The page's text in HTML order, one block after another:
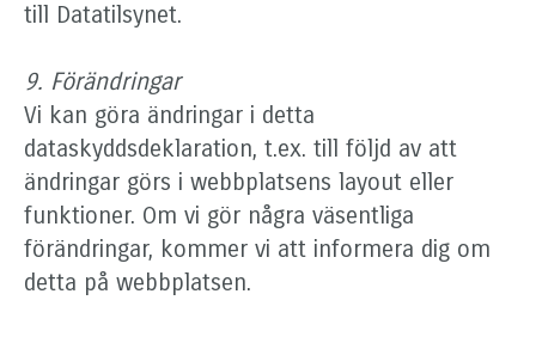
till Datatilsynet.
9. Förändringar
Vi kan göra ändringar i detta
dataskyddsdeklaration, t.ex. till följd av att
ändringar görs i webbplatsens layout eller
funktioner. Om vi ​​gör några väsentliga
förändringar, kommer vi att informera dig om
detta på webbplatsen.